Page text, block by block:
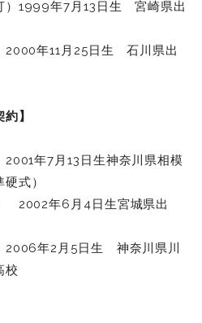
）1999年7月13日生 宮崎県出
2000年11月25日生 石川県出
】
年7月13日生神奈川県相模
式）
2002年6月4日生宮城県出
2006年2月5日生 神奈川県川
校